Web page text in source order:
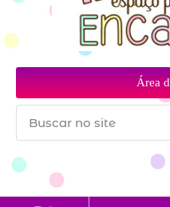
Área